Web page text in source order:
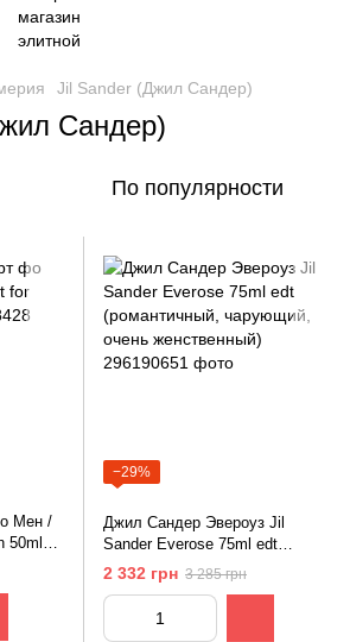
Jil Sander (Джил Сандер)
Сандер)
По популярности
Мен /
50ml
−29%
Джил Сандер Эвероуз Jil
Sander Everose 75ml edt
(романтичный, чарующий,
очень женственный)
2 332 грн 3 285 грн